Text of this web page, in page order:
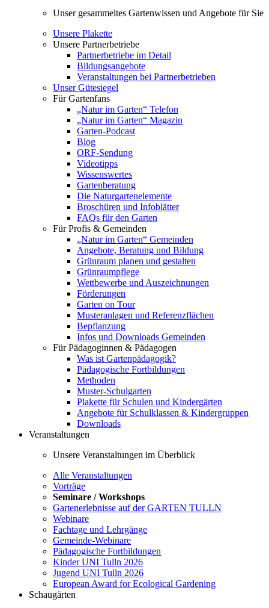
Unser gesammeltes Gartenwissen und Angebote für Sie
Unsere Plakette
Unsere Partnerbetriebe
Partnerbetriebe im Detail
Bildungsangebote
Veranstaltungen bei Partnerbetrieben
Unser Gütesiegel
Für Gartenfans
„Natur im Garten“ Telefon
„Natur im Garten“ Magazin
Garten-Podcast
Blog
ORF-Sendung
Videotipps
Wissenswertes
Gartenberatung
Die Naturgartenelemente
Broschüren und Infoblätter
FAQs für den Garten
Für Profis & Gemeinden
„Natur im Garten“ Gemeinden
Angebote, Beratung und Bildung
Grünraum planen und gestalten
Grünraumpflege
Wettbewerbe und Auszeichnungen
Förderungen
Garten on Tour
Musteranlagen und Referenzflächen
Bepflanzung
Infos und Downloads Gemeinden
Für Pädagoginnen & Pädagogen
Was ist Gartenpädagogik?
Pädagogische Fortbildungen
Methoden
Muster-Schulgarten
Plakette für Schulen und Kindergärten
Angebote für Schulklassen & Kindergruppen
Downloads
Veranstaltungen
Unsere Veranstaltungen im Überblick
Alle Veranstaltungen
Vorträge
Seminare / Workshops
Gartenerlebnisse auf der GARTEN TULLN
Webinare
Fachtage und Lehrgänge
Gemeinde-Webinare
Pädagogische Fortbildungen
Kinder UNI Tulln 2026
Jugend UNI Tulln 2026
European Award for Ecological Gardening
Schaugärten